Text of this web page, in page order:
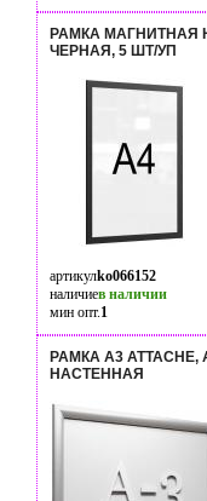
РАМКА МАГНИТНАЯ
ЧЕРНАЯ, 5 ШТ/УП
артикулko066152
наличиев наличии
мин опт.1
РАМКА А3
НАСТЕННАЯ